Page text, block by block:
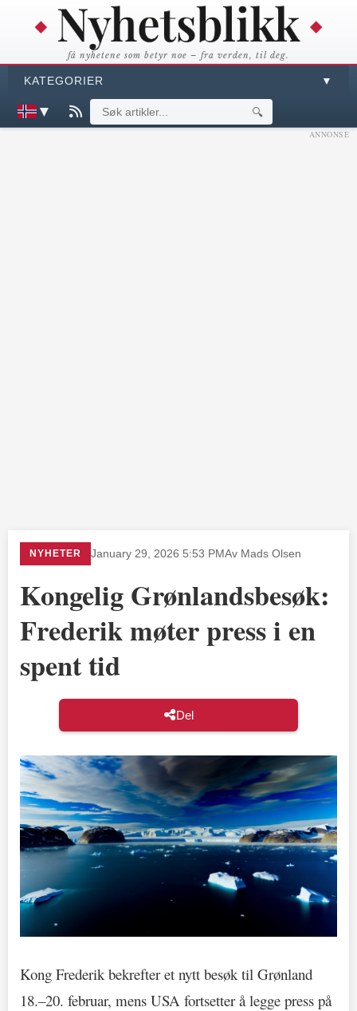
få nyhetene som betyr noe – fra verden, til deg.
KATEGORIER ▼
▼ 🔍
ANNONSE
NYHETER January 29, 2026 5:53 PMAv Mads Olsen
Kongelig Grønlandsbesøk:
Frederik møter press i en
spent tid
Del
Kong Frederik bekrefter et nytt besøk til Grønland
18.–20. februar, mens USA fortsetter å legge press på